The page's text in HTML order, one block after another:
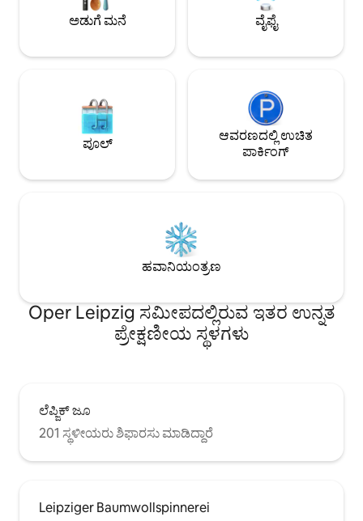
ಸುತ್ತಲೂ ಸೂಪರ್‌ಮಾರ್ಕೆಟ್ ಮತ್ತು ಕೆಫೆಗಳು
ವಿಶ್ರಾಂತಿ ಪಡೆಯಲು
ಅಡುಗೆ ಮನೆ ವೈಫೈ
ಪೂಲ್
ಆವರಣದಲ್ಲಿ ಉಚಿತ
ಪಾರ್ಕಿಂಗ್
ಹವಾನಿಯಂತ್ರಣ
Oper Leipzig ಸಮೀಪದಲ್ಲಿರುವ ಇತರ ಉನ್ನತ
ಪ್ರೇಕ್ಷಣೀಯ ಸ್ಥಳಗಳು
ಲೆಪ್ಜಿಕ್ ಜೂ
201 ಸ್ಥಳೀಯರು ಶಿಫಾರಸು ಮಾಡಿದ್ದಾರೆ
Leipziger Baumwollspinnerei